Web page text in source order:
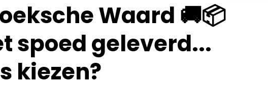
Waard 🚚📦
spoed geleverd...
kiezen?